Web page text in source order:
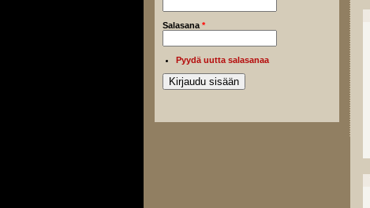
Salasana *
Pyydä uutta salasanaa